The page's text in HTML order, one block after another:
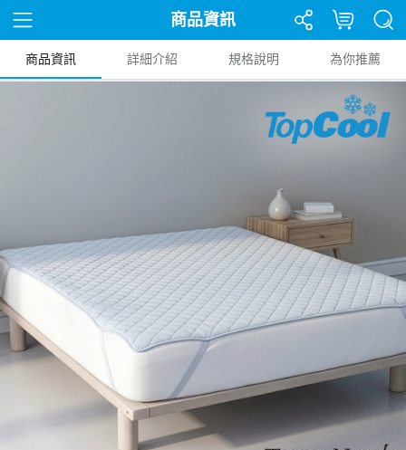
商品資訊
商品資訊 詳細介紹 規格說明 為你推薦